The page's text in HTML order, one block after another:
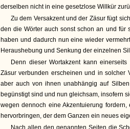
derselben nicht in eine gesetzlose Willkür
Zu dem Versakzent und der Zäsur fügt
den die Wörter auch sonst schon an und für
haben und dadurch nun eine wieder
Heraushebung und Senkung der einzelnen
Denn dieser Wortakzent kann
Zäsur verbunden erscheinen und in solcher
aber auch von ihnen unabhängig auf
begünstigt sind und nun gleichsam, insofern
wegen dennoch eine Akzentuierung
hervorbringen, der dem Ganzen ein neues
Nach allen den genannten Seiten die